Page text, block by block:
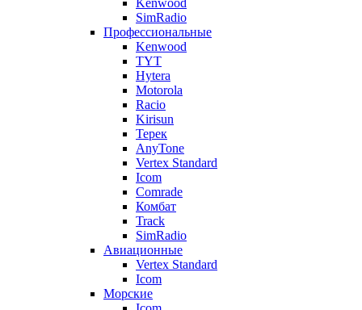
SimRadio
Профессиональные
Kenwood
TYT
Hytera
Motorola
Racio
Kirisun
Терек
AnyTone
Vertex Standard
Icom
Comrade
Комбат
Track
SimRadio
Авиационные
Vertex Standard
Icom
Морские